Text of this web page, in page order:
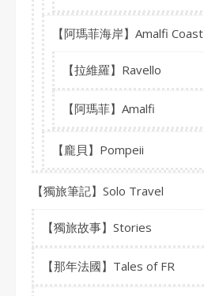
【阿瑪菲海岸】Amalfi Coast
【拉維羅】Ravello
【阿瑪菲】Amalfi
【龐貝】Pompeii
【獨旅筆記】Solo Travel
【獨旅故事】Stories
【那年法國】Tales of FR